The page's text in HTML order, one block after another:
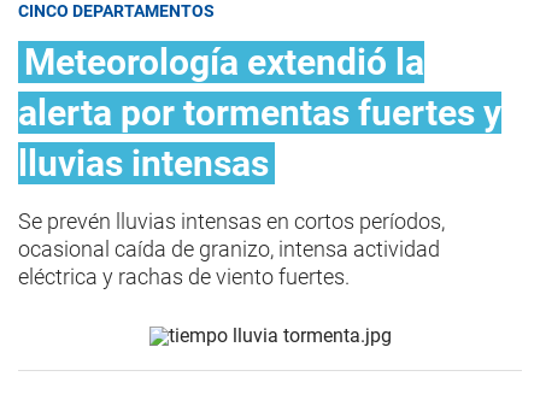
CINCO DEPARTAMENTOS
Meteorología extendió la
alerta por tormentas fuertes y
lluvias intensas
Se prevén lluvias intensas en cortos períodos,
ocasional caída de granizo, intensa actividad
eléctrica y rachas de viento fuertes.